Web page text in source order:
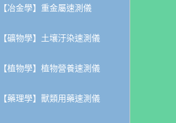
【冶金學】重金屬速測儀
【礦物學】土壤汙染速測儀
【植物學】植物營養速測儀
【藥理學】獸類用藥速測儀